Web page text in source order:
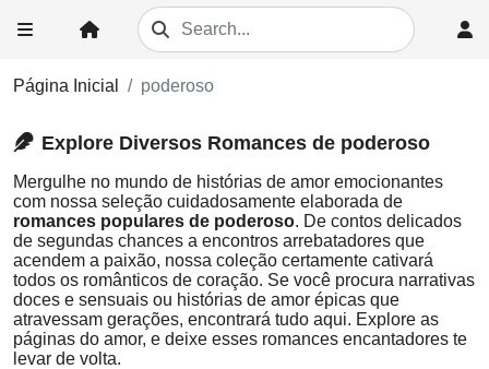
Página Inicial poderoso
Explore Diversos Romances de poderoso
Mergulhe no mundo de histórias de amor emocionantes
com nossa seleção cuidadosamente elaborada de
romances populares de poderoso. De contos delicados
de segundas chances a encontros arrebatadores que
acendem a paixão, nossa coleção certamente cativará
todos os românticos de coração. Se você procura narrativas
doces e sensuais ou histórias de amor épicas que
atravessam gerações, encontrará tudo aqui. Explore as
páginas do amor, e deixe esses romances encantadores te
levar de volta.